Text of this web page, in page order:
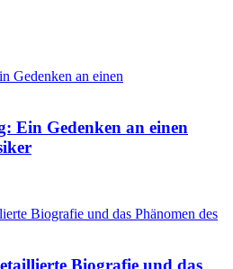
Ein Gedenken an einen
Biografie und das